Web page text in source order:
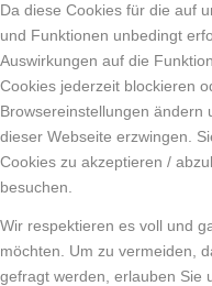
Da diese Cookies für die auf
und Funktionen unbedingt
Auswirkungen auf die
Cookies jederzeit blockieren
Browsereinstellungen ändern
dieser Webseite erzwingen.
Cookies zu akzeptieren /
besuchen.
Wir respektieren es voll und
möchten. Um zu vermeiden,
gefragt werden, erlauben Sie